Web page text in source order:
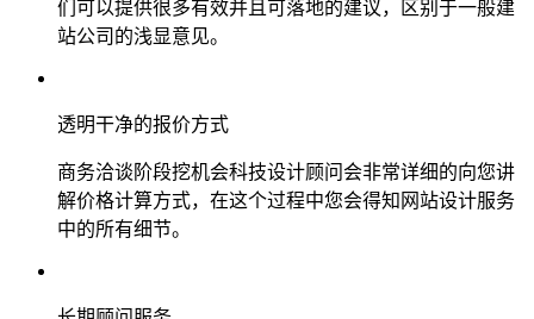
们可以提供很多有效并且可落地的建议，区别于一般建
站公司的浅显意见。
透明干净的报价方式
商务洽谈阶段挖机会科技设计顾问会非常详细的向您讲
解价格计算方式，在这个过程中您会得知网站设计服务
中的所有细节。